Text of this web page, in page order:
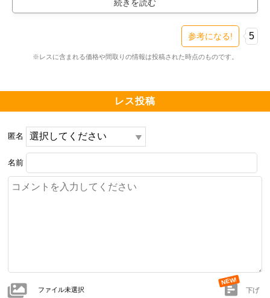
また、葛飾区に位置するため、地盤は比較的弱い点に留
━━━━━━━━━━━━━━━━━━━
高い点が特徴です。
さらにペットに優しい設計となっており、動物と共に快
適に暮らすことができます。
あります。
参考になる! 5
※レスに含まれる価格や間取りの情報は投稿された時点のものです。
レス投稿
匿名
名前
ファイル未選択 下げ